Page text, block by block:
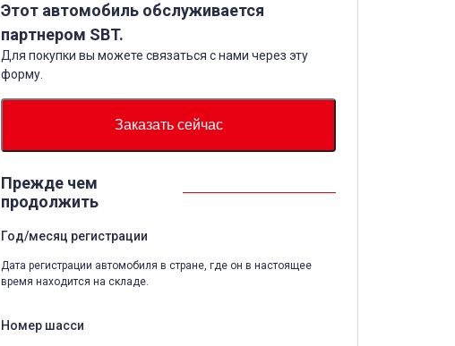
Этот автомобиль обслуживается
партнером SBT.
Для покупки вы можете связаться с нами через эту
форму.
Заказать сейчас
Прежде чем
продолжить
Год/месяц регистрации
Дата регистрации автомобиля в стране, где он в настоящее
время находится на складе.
Номер шасси